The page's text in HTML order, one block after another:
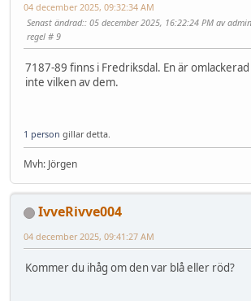
04 december 2025, 09:32:34 AM
Senast ändrad:: 05 december 2025, 16:22:24 PM av admin
regel # 9
7187-89 finns i Fredriksdal. En är
inte vilken av dem.
1 person gillar detta.
Mvh: Jörgen
IvveRivve004
04 december 2025, 09:41:27 AM
Kommer du ihåg om den var blå eller röd?